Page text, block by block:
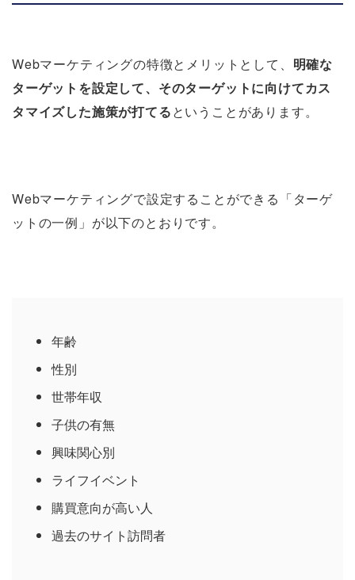
Webマーケティングの特徴とメリットとして、 明確な
ターゲットを設定して、そのターゲットに向けてカス
タマイズした施策が打てるということがあります。
Webマーケティングで設定することができる「ターゲ
ットの一例」が以下のとおりです。
年齢
性別
世帯年収
子供の有無
興味関心別
ライフイベント
購買意向が高い人
過去のサイト訪問者